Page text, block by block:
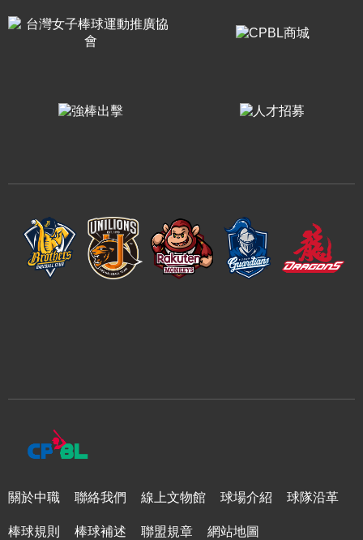
關於中職 聯絡我們 線上文物館 球場介紹 球隊沿革
棒球規則 棒球補述 聯盟規章 網站地圖